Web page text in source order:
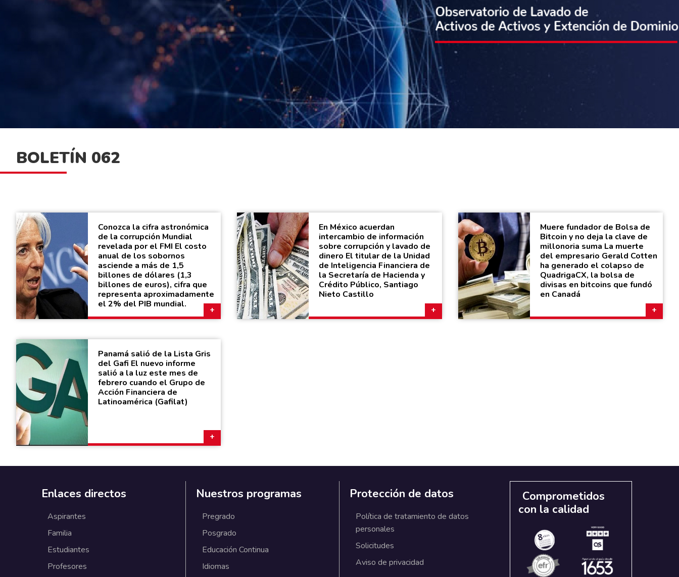
BOLETÍN 062
Conozca la cifra astronómica
de la corrupción Mundial
revelada por el FMI El costo
anual de los sobornos
asciende a más de 1,5
billones de dólares (1,3
billones de euros), cifra que
representa aproximadamente
el 2% del PIB mundial.
En México acuerdan
intercambio de información
sobre corrupción y lavado de
dinero El titular de la Unidad
de Inteligencia Financiera de
la Secretaría de Hacienda y
Crédito Público, Santiago
Nieto Castillo
Muere fundador de Bolsa de
Bitcoin y no deja la clave de
millonoria suma La muerte
del empresario Gerald Cotten
ha generado el colapso de
QuadrigaCX, la bolsa de
divisas en bitcoins que fundó
en Canadá
Panamá salió de la Lista Gris
del Gafi El nuevo informe
salió a la luz este mes de
febrero cuando el Grupo de
Acción Financiera de
Latinoamérica (Gafilat)
Enlaces directos
Aspirantes
Familia
Estudiantes
Profesores
Nuestros programas
Pregrado
Posgrado
Educación Continua
Idiomas
Protección de datos
Política de tratamiento de datos
personales
Solicitudes
Aviso de privacidad
Comprometidos
con la calidad